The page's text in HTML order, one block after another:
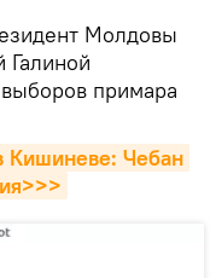
Молдовы
Галиной
примара
Кишиневе: Чебан